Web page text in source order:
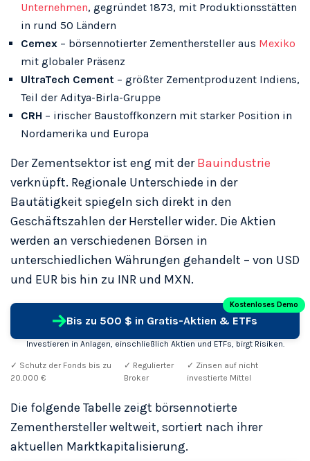
Unternehmen, gegründet 1873, mit Produktionsstätten
in rund 50 Ländern
Cemex – börsennotierter Zementhersteller aus Mexiko
mit globaler Präsenz
UltraTech Cement – größter Zementproduzent Indiens,
Teil der Aditya-Birla-Gruppe
CRH – irischer Baustoffkonzern mit starker Position in
Nordamerika und Europa
Der Zementsektor ist eng mit derBauindustrie
verknüpft. Regionale Unterschiede in der
Bautätigkeit spiegeln sich direkt in den
Geschäftszahlen der Hersteller wider. Die Aktien
werden an verschiedenen Börsen in
unterschiedlichen Währungen gehandelt – von USD
und EUR bis hin zu INR und MXN.
Bis zu 500 $ in Gratis-Aktien & ETFs
Kostenloses Demo
Investieren in Anlagen, einschließlich Aktien und ETFs, birgt Risiken.
✓ Schutz der Fonds bis zu
20.000 €
✓ Regulierter
Broker
✓ Zinsen auf nicht
investierte Mittel
Die folgende Tabelle zeigt börsennotierte
Zementhersteller weltweit, sortiert nach ihrer
aktuellen Marktkapitalisierung.